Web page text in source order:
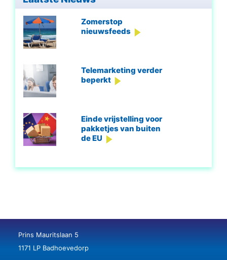
Zomerstop
nieuwsfeeds
Telemarketing verder
beperkt
Einde vrijstelling voor
pakketjes van buiten
de EU
Prins Mauritslaan 5
1171 LP Badhoevedorp